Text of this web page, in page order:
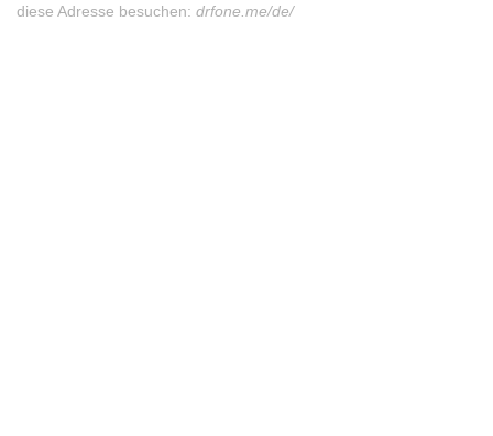
diese Adresse besuchen: drfone.me/de/